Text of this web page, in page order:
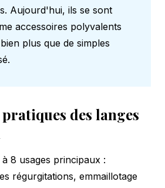
Aujourd'hui, ils se sont
accessoires polyvalents
plus que de simples
pratiques des langes
8 usages principaux :
régurgitations, emmaillotage